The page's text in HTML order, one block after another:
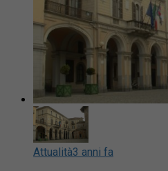
Attualità3 anni fa